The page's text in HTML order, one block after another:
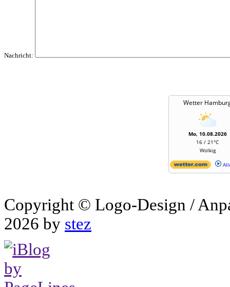
Nachricht:
Wetter
Mo, 10.08.2026
16 / 21°C
Wolkig
Copyright © Logo-Design /
2026 by stez